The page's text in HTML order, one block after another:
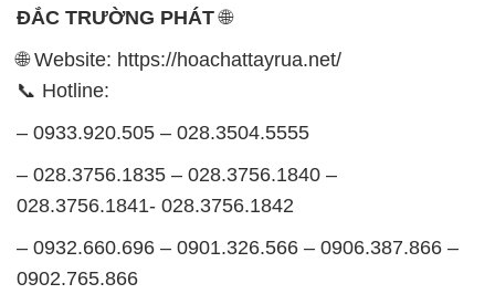
ĐẮC TRƯỜNG PHÁT🌐
🌐 Website: https://hoachattayrua.net/
📞 Hotline:
– 0933.920.505 – 028.3504.5555
– 028.3756.1835 – 028.3756.1840 –
028.3756.1841- 028.3756.1842
– 0932.660.696 – 0901.326.566 – 0906.387.866 –
0902.765.866